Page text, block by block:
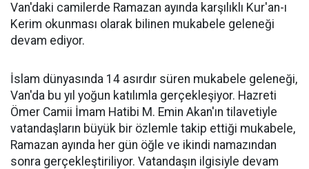
Van'daki camilerde Ramazan ayında karşılıklı Kur'an-ı
Kerim okunması olarak bilinen mukabele geleneği
devam ediyor.
İslam dünyasında 14 asırdır süren mukabele geleneği,
Van'da bu yıl yoğun katılımla gerçekleşiyor. Hazreti
Ömer Camii İmam Hatibi M. Emin Akan'ın tilavetiyle
vatandaşların büyük bir özlemle takip ettiği mukabele,
Ramazan ayında her gün öğle ve ikindi namazından
sonra gerçekleştiriliyor. Vatandaşın ilgisiyle devam